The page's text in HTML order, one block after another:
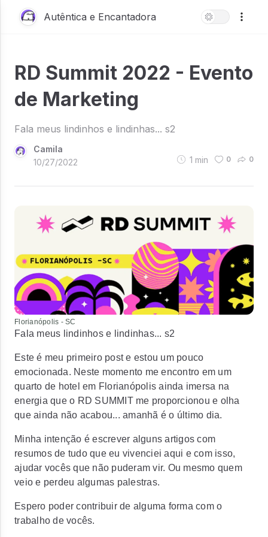
Autêntica e Encantadora
RD Summit 2022 - Evento
de Marketing
Fala meus lindinhos e lindinhas... s2
Camila
10/27/2022
1 min 0 0
Florianópolis - SC
Fala meus lindinhos e lindinhas... s2
Este é meu primeiro post e estou um pouco
emocionada. Neste momento me encontro em um
quarto de hotel em Florianópolis ainda imersa na
energia que o RD SUMMITme proporcionou e olha
que ainda não acabou... amanhã é o último dia.
Minha intenção é escrever alguns artigos com
resumos de tudo que eu vivenciei aqui e com isso,
ajudar vocês que não puderam vir. Ou mesmo quem
veio e perdeu algumas palestras.
Espero poder contribuir de alguma forma com o
trabalho de vocês.